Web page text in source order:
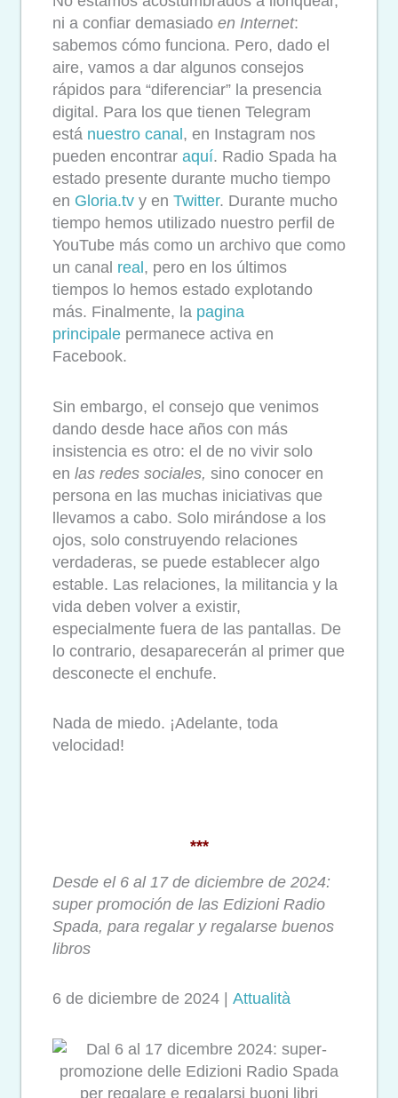
ni a confiar demasiado en Internet:
sabemos cómo funciona. Pero, dado el
aire, vamos a dar algunos consejos
rápidos para “diferenciar” la presencia
digital. Para los que tienen Telegram
está nuestro canal , en Instagram nos
pueden encontrar aquí. Radio Spada ha
estado presente durante mucho tiempo
en Gloria.tv y en Twitter. Durante mucho
tiempo hemos utilizado nuestro perfil de
YouTube más como un archivo que como
un canal real , pero en los últimos
tiempos lo hemos estado explotando
más. Finalmente, la pagina
principale permanece activa en
Facebook.
Sin embargo, el consejo que venimos
dando desde hace años con más
insistencia es otro: el de no vivir solo
en las redes sociales, sino conocer en
persona en las muchas iniciativas que
llevamos a cabo. Solo mirándose a los
ojos, solo construyendo relaciones
verdaderas, se puede establecer algo
estable. Las relaciones, la militancia y la
vida deben volver a existir,
especialmente fuera de las pantallas. De
lo contrario, desaparecerán al primer que
desconecte el enchufe.
Nada de miedo. ¡Adelante, toda
velocidad!
***
Desde el 6 al 17 de diciembre de 2024:
super promoción de las Edizioni Radio
Spada, para regalar y regalarse buenos
libros
6 de diciembre de 2024 | Attualità